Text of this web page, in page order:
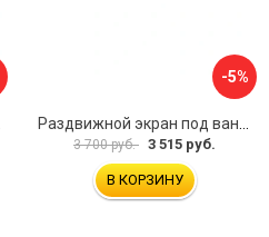
-5%
3 700 руб. 3 515 руб.
В КОРЗИНУ